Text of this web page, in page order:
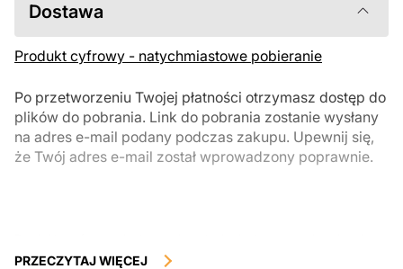
Dostawa
Produkt cyfrowy - natychmiastowe pobieranie
Po przetworzeniu Twojej płatności otrzymasz dostęp do
plików do pobrania. Link do pobrania zostanie wysłany
na adres e-mail podany podczas zakupu. Upewnij się,
że Twój adres e-mail został wprowadzony poprawnie.
podlegają zwrotowi ani wymianie po ich pobraniu. Zalecamy
PRZECZYTAJ WIĘCEJ